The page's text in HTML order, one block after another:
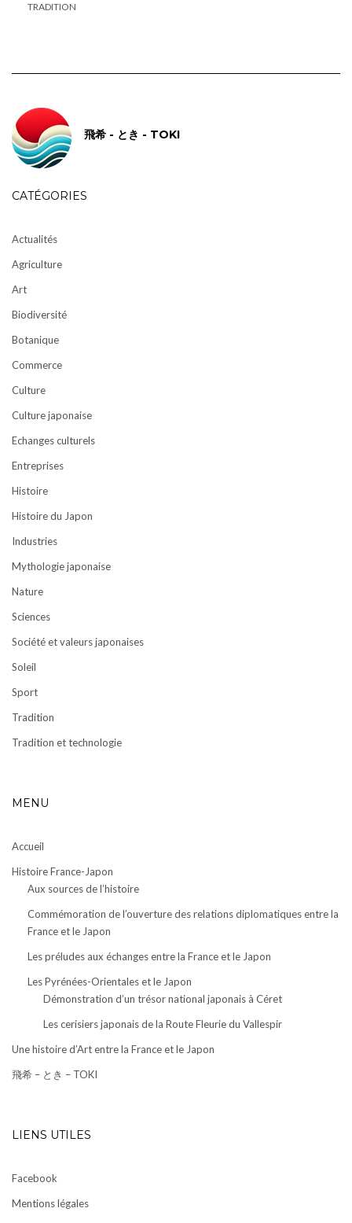
TRADITION
飛希 - とき - TOKI
CATÉGORIES
Actualités
Agriculture
Art
Biodiversité
Botanique
Commerce
Culture
Culture japonaise
Echanges culturels
Entreprises
Histoire
Histoire du Japon
Industries
Mythologie japonaise
Nature
Sciences
Société et valeurs japonaises
Soleil
Sport
Tradition
Tradition et technologie
MENU
Accueil
Histoire France-Japon
Aux sources de l’histoire
Commémoration de l’ouverture des relations diplomatiques entre la
France et le Japon
Les préludes aux échanges entre la France et le Japon
Les Pyrénées-Orientales et le Japon
Démonstration d’un trésor national japonais à Céret
Les cerisiers japonais de la Route Fleurie du Vallespir
Une histoire d’Art entre la France et le Japon
飛希 – とき – TOKI
LIENS UTILES
Facebook
Mentions légales